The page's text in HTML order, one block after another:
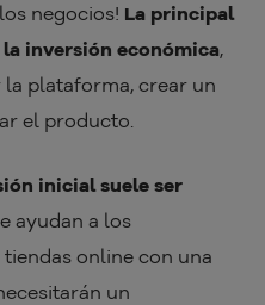
negocios! La principal
inversión económica,
plataforma, crear un
el producto.
inicial suele ser
ayudan a los
online con una
un